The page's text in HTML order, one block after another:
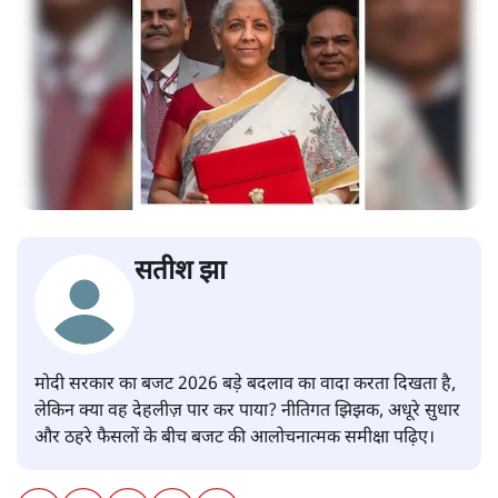
सतीश झा
मोदी सरकार का बजट 2026 बड़े बदलाव का वादा करता दिखता है,
लेकिन क्या वह देहलीज़ पार कर पाया? नीतिगत झिझक, अधूरे सुधार
और ठहरे फैसलों के बीच बजट की आलोचनात्मक समीक्षा पढ़िए।